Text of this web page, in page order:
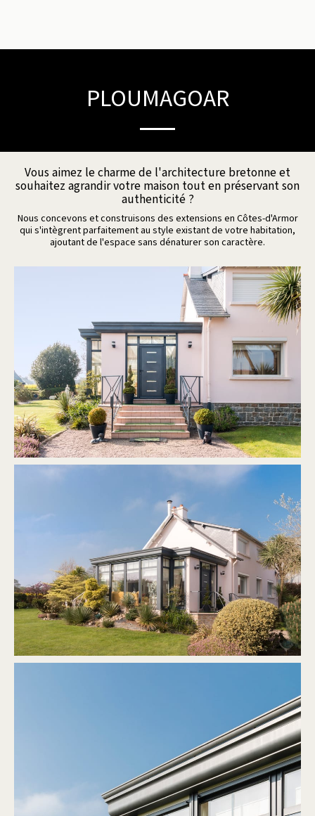
PLOUMAGOAR
Vous aimez le charme de l'architecture bretonne et
souhaitez agrandir votre maison tout en préservant son
authenticité ?
Nous concevons et construisons des extensions en Côtes-d'Armor
qui s'intègrent parfaitement au style existant de votre habitation,
ajoutant de l'espace sans dénaturer son caractère.